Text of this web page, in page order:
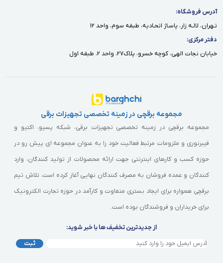
آدرس فروشگاه:
تـهران، لالـه زار، پاسـاژ اتحـاديه، طبقه سوم، واحد ١٢
دفتر مركزى:
خيابان نجات الهى، كوچه خسرو، پلاك٢٧، واحد ٢، طبقه اول
مجموعه برقچی در زمینه تخصصی تجهیزات برقی
مجموعه برقچی در زمینه تخصصی تجهیزات برقی، شبکه پسیو، اکتیو و
فیبرنوری و ملزومات مرتبط فعالیت خود را به عنوان مجموعه ای پیش رو در
حوزه کسب و کارهای اینترنتی جهت ارائه محصولات از تولید کنندگان، وارد
کنندگان و عمده فروشان به مصرف کنندگان نهایی آغاز کرده است. تلاش تیم
برقچی همواره برای ایجاد بستری متفاوت و کارآمد در حوزه تجارت الکترونیک
برای خریداران و فروشندگان بوده است.
از جدیدترین تخفیف ها با خبر شوید:
ثبت